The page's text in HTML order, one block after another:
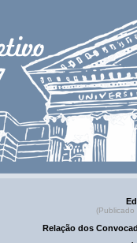
(Publicado
Relação dos